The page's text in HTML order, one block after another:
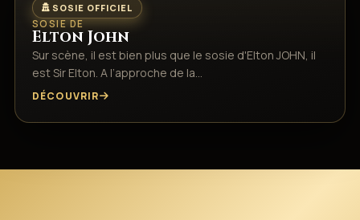
SOSIE OFFICIEL
SOSIE DE
Elton John
Sur scène, il est bien plus que le sosie d'Elton JOHN, il
est Sir Elton. A l’approche de la…
DÉCOUVRIR